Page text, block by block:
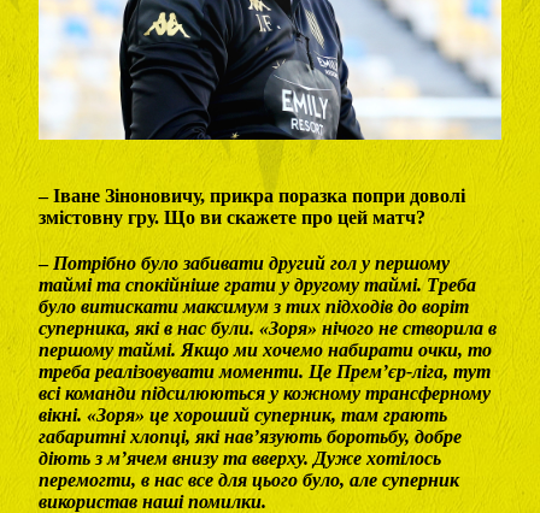
– Іване Зіноновичу, прикра поразка попри доволі
змістовну гру. Що ви скажете про цей матч?
– Потрібно було забивати другий гол у першому
таймі та спокійніше грати у другому таймі. Треба
було витискати максимум з тих підходів до воріт
суперника, які в нас були. «Зоря» нічого не створила в
першому таймі. Якщо ми хочемо набирати очки, то
треба реалізовувати моменти. Це Прем’єр-ліга, тут
всі команди підсилюються у кожному трансферному
вікні. «Зоря» це хороший суперник, там грають
габаритні хлопці, які нав’язують боротьбу, добре
діють з м’ячем внизу та вверху. Дуже хотілось
перемогти, в нас все для цього було, але суперник
використав наші помилки.